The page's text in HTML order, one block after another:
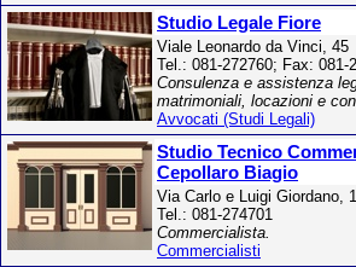
Studio Legale Fiore
Viale Leonardo da Vinci, 45
Tel.: 081-272760; Fax: 081-
Consulenza e assistenza
matrimoniali, locazioni e
Avvocati (Studi Legali)
Studio Tecnico
Cepollaro Biagio
Via Carlo e Luigi Giordano,
Tel.: 081-274701
Commercialista.
Commercialisti